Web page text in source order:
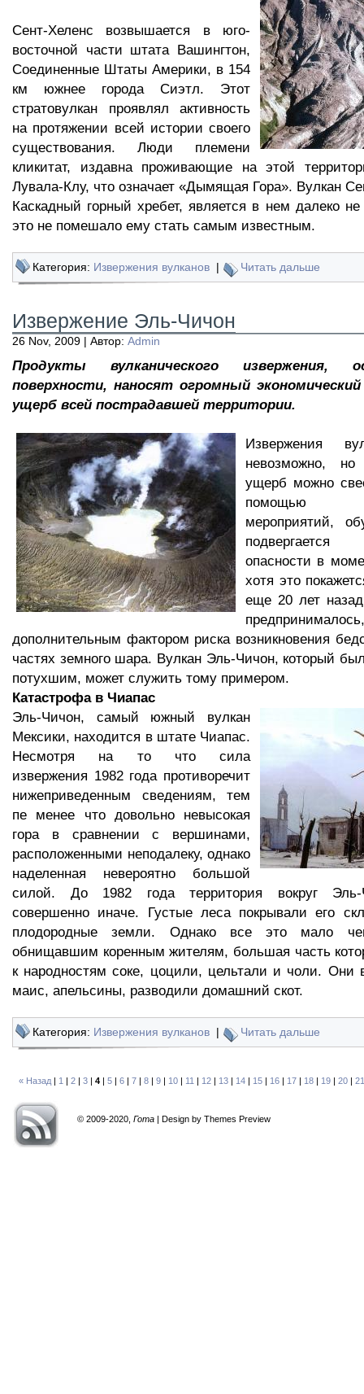
Сент-Хеленс возвышается в юго-
восточной части штата Вашингтон,
Соединенные Штаты Америки, в 154
км южнее города Сиэтл. Этот
стратовулкан проявлял активность
на протяжении всей истории своего
существования. Люди племени
кликитат, издавна проживающие на этой
Лувала-Клу, что означает «Дымящая Гора». Вулкан
Каскадный горный хребет, является в нем далеко
это не помешало ему стать самым известным.
Категория: Извержения вулканов | Читать дальше
Извержение Эль-Чичон
26 Nov, 2009 | Автор: Admin
Продукты вулканического извержения,
поверхности, наносят огромный экономический
ущерб всей пострадавшей территории.
Извержения
невозможно,
ущерб можно
помощью
мероприятий,
опасности в
хотя это
еще 20 лет
дополнительным фактором риска возникновения
частях земного шара. Вулкан Эль-Чичон, который
потухшим, может служить тому примером.
Катастрофа в Чиапас
Эль-Чичон, самый южный вулкан
Мексики, находится в штате Чиапас.
Несмотря на то что сила
извержения 1982 года противоречит
нижеприведенным сведениям, тем
пе менее что довольно невысокая
гора в сравнении с вершинами,
расположенными неподалеку, однако
наделенная невероятно большой
силой. До 1982 года территория вокруг Эль-
совершенно иначе. Густые леса покрывали его
плодородные земли. Однако все это мало
обнищавшим коренным жителям, большая часть
к народностям соке, цоцили, цельтали и чоли.
маис, апельсины, разводили домашний скот.
Категория: Извержения вулканов | Читать дальше
« Назад| 1 | 2| 3| 4| 5| 6| 7| 8| 9| 10| 11 | 12| 13| 14| 15| 16| 17| 18| 19| 20| 21
© 2009-2020, Гота | Design by Themes Preview